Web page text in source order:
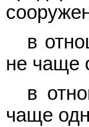
в
не чаще
в
чаще